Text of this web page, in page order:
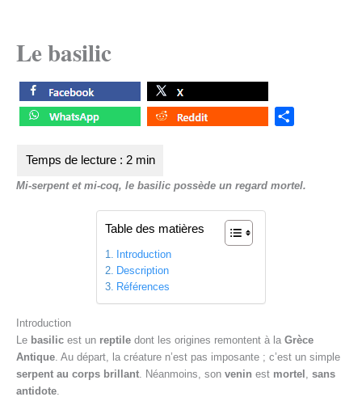
Le basilic
e
Mi-serpent et mi-coq, le basilic possède un regard mortel.
Table des matières
Introduction
Description
Références
Introduction
Le basilic est un reptile dont les origines remontent à la Grèce
Antique . Au départ, la créature n’est pas imposante ; c’est un simple
serpent au corps brillant . Néanmoins, son venin est mortel
sans
antidote